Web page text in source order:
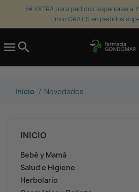
5€ EXTRA para pedidos superiores a
Envio GRATIS en pedidos
search
Inicio Novedades
INICIO
Bebé y Mamá
Salud e Higiene
Herbolario